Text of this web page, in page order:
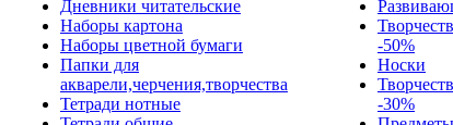
Дневники читательские
Наборы картона
Наборы цветной бумаги
Папки для
акварели,черчения,творчества
Тетради нотные
-50%
Носки
-30%